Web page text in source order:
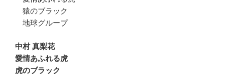
猿のブラック
地球グループ
中村 真梨花
愛情あふれる虎
虎のブラック